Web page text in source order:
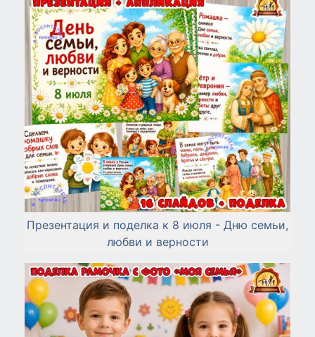
Презентация и поделка к 8 июля - Дню семьи,
любви и верности